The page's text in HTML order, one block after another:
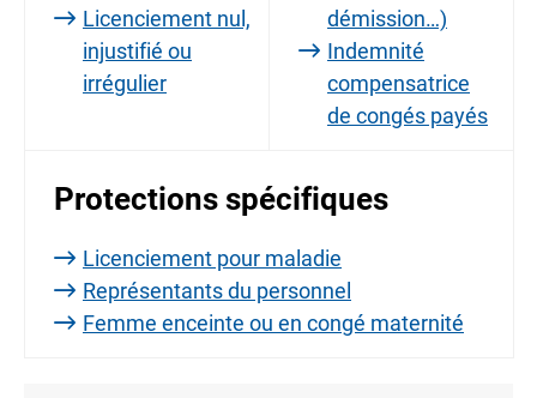
Licenciement nul,
injustifié ou
irrégulier
démission…)
Indemnité
compensatrice
de congés payés
Protections spécifiques
Licenciement pour maladie
Représentants du personnel
Femme enceinte ou en congé maternité